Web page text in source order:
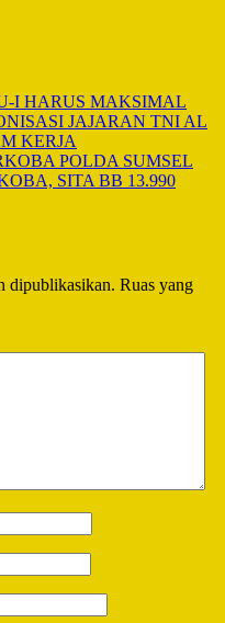
I HARUS MAKSIMAL
JAJARAN TNI AL
KERJA
POLDA SUMSEL
SITA BB 13.990
dipublikasikan. Ruas yang